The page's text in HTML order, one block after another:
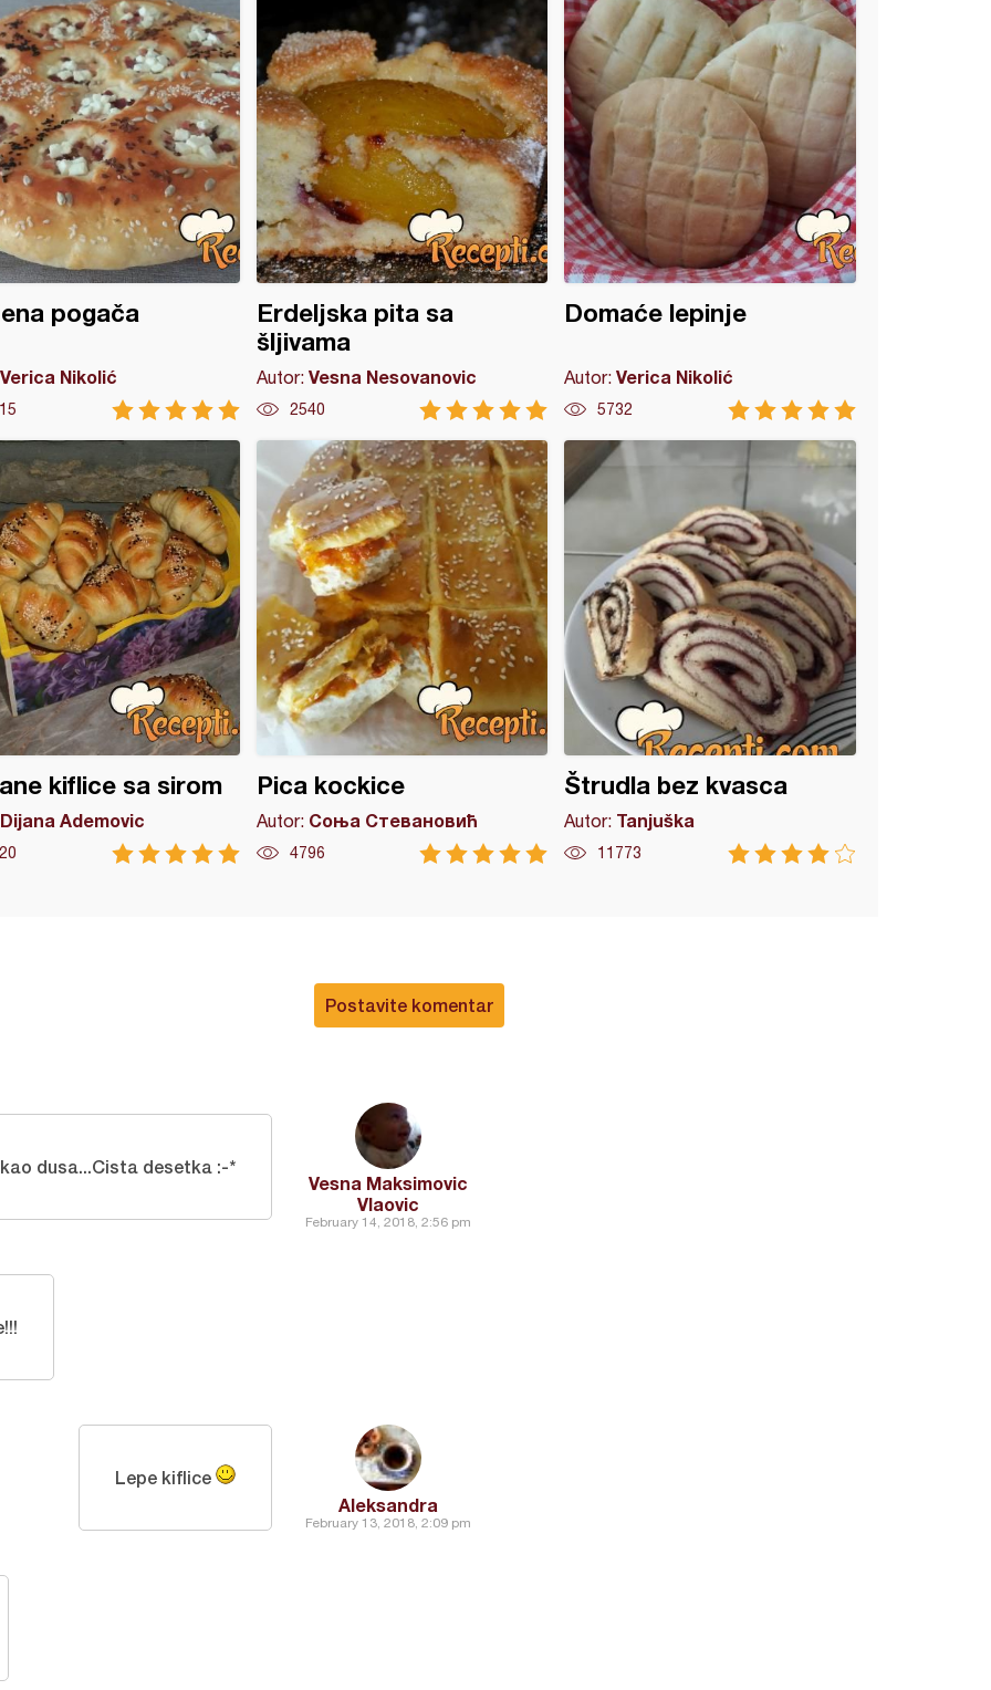
pogača
Verica Nikolić
Erdeljska pita sa
šljivama
Autor: Vesna Nesovanovic
2540
Domaće lepinje
Autor:Verica Nikolić
5732
kiflice sa sirom
Dijana Ademovic
Pica kockice
Autor: Соња Стевановић
4796
Štrudla bez kvasca
Autor: Tanjuška
11773
Postavite komentar
Vesna Maksimovic
Vlaovic
February 14, 2018, 2:56 pm
dusa...Cista desetka :-*
Aleksandra
February 13, 2018, 2:09 pm
Lepe kiflice